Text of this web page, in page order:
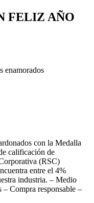
FELIZ AÑO
enamorados
con la Medalla
calificación de
(RSC)
entre el 4%
industria. – Medio
– Compra responsable –